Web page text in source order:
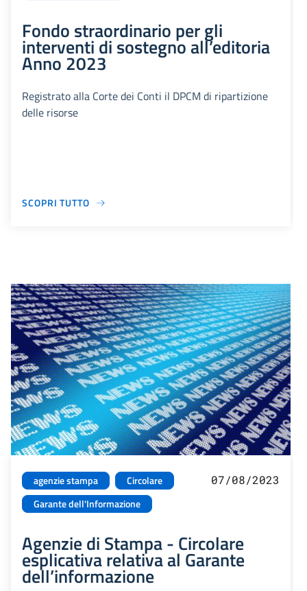
Fondo straordinario per gli
interventi di sostegno all’editoria
Anno 2023
Registrato alla Corte dei Conti il DPCM di ripartizione
delle risorse
SCOPRI TUTTO
agenzie stampa
Circolare
Garante dell'Informazione
07/08/2023
Agenzie di Stampa - Circolare
esplicativa relativa al Garante
dell’informazione